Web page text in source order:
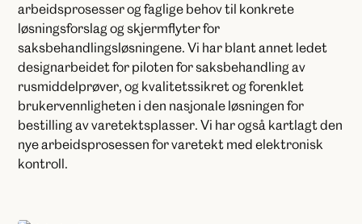
arbeidsprosesser og faglige behov til konkrete
løsningsforslag og skjermflyter for
saksbehandlingsløsningene. Vi har blant annet ledet
designarbeidet for piloten for saksbehandling av
rusmiddelprøver, og kvalitetssikret og forenklet
brukervennligheten i den nasjonale løsningen for
bestilling av varetektsplasser. Vi har også kartlagt den
nye arbeidsprosessen for varetekt med elektronisk
kontroll.